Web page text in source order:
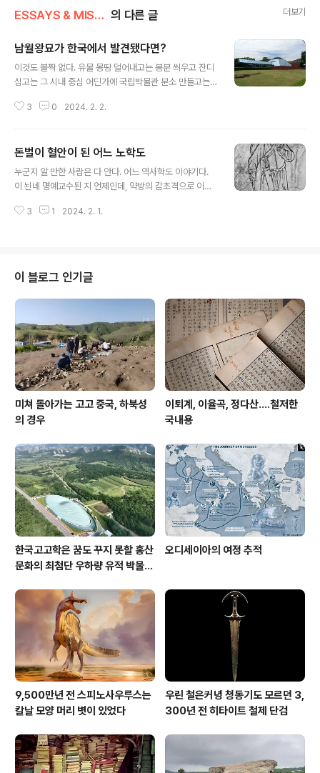
ESSAYS & MISCELLANIES 의 다른 글 더보기
남월왕묘가 한국에서 발견됐다면?
이것도 볼짝 없다. 유물 몽땅 덜어내고는 봉분 씌우고 잔디
심고는 그 시내 중심 어딘가에 국립박물관 분소 만들고는
왜? 보고듣고 배운 게 그것밖에 없기 때문이다. 그런 점에
이 전근대성에서 한 치 진보 없는 데가 대한민국이다. 어디
서 배워 쳐먹은 보존철학인지, 문화재 보존 보호라는 미명
아래 저와 같은 봉쇄주의가 여전히 굳건한 질서로 군림한
분군도 다 지하로 도로 쑤셔 박아버렸다. 그것이 문화재 보
3 0 2024. 2. 2.
돈벌이 혈안이 된 어느 노학도
누군지 알 만한 사람은 다 안다. 어느 역사학도 이야기다.
이 뇐네 명예교수된 지 언제인데, 약방의 감초격으로 이런
입네 해서 떠들어대는데 미안하지만 그런 노땅을 불러주는
으려면 곱게 늙어야 한다. 무슨 학술대회 한다는 부고장만
날아들면, 그 제목 보고서는 또 그 영감 기조강연 아니야 하
면 어김없이 그 영감이다. 이게 무슨 꼴인가? 60넘고 70
되어서 무슨 새로운 소리가 나온단 말인가? 알아서 그 영감
이 자제해야 한다. 이젠 내가 나설 때가 아니라고 정중히 거
절하고 좀 여유가 있으면 ..
3 1 2024. 2. 1.
이 블로그 인기글
미쳐 돌아가는 고고 중국, 하북성
의 경우
이퇴계, 이율곡, 정다산....철저한
국내용
한국고고학은 꿈도 꾸지 못할 홍산
문화의 최첨단 우하량 유적 박물관
오디세이아의 여정 추적
9,500만년 전 스피노사우루스는
칼날 모양 머리 볏이 있었다
우린 철은커녕 청동기도 모르던 3,
300년 전 히타이트 철제 단검